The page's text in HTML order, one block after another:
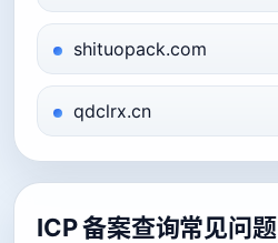
shituopack.com
qdclrx.cn
ICP 备案查询常见问题